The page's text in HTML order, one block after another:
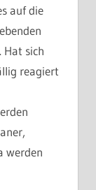
auf die
Hat sich
reagiert
werden